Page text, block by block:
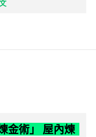
金術」 屋內煉